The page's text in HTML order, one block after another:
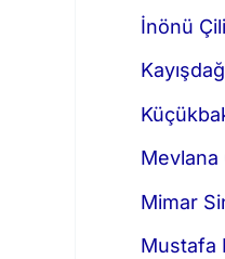
İnönü
Mevlana
Mimar
Mustafa